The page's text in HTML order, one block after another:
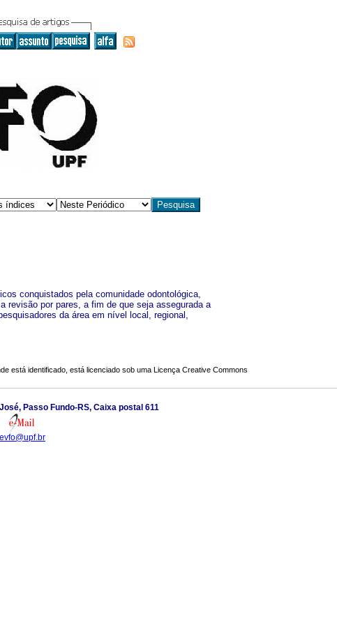
conquistados pela comunidade odontológica,
revisão por pares, a fim de que seja assegurada a
da área em nível local, regional,
está identificado, está licenciado sob uma Licença Creative Commons
Passo Fundo-RS, Caixa postal 611